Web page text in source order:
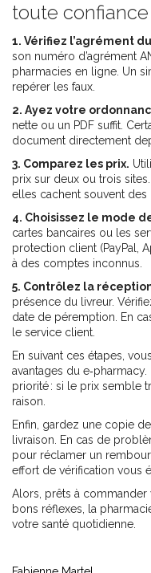
toute confiance
1. Vérifiez l’agrément
son numéro d’agrément
pharmacies en ligne. Un
repérer les faux.
2. Ayez votre
nette ou un PDF suffit.
document directement
3. Comparez les prix.
prix sur deux ou trois
elles cachent souvent des
4. Choisissez le mode
cartes bancaires ou les
protection client (PayPal,
à des comptes inconnus.
5. Contrôlez la
présence du livreur.
date de péremption. En
le service client.
En suivant ces étapes,
avantages du
priorité : si le prix semble
raison.
Enfin, gardez une copie
livraison. En cas de
pour réclamer un
effort de vérification vous
Alors, prêts à commander
bons réflexes, la
votre santé quotidienne.